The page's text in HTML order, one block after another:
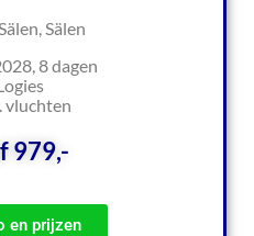
Sälen
8 dagen
vluchten
979,-
en prijzen